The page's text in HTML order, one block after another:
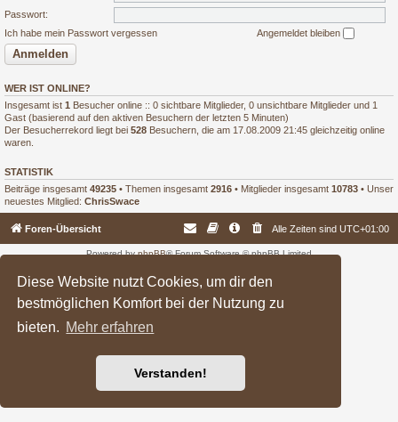
Diese Website nutzt Cookies, um dir den
bestmöglichen Komfort bei der Nutzung zu
bieten. Mehr erfahren
Verstanden!
Passwort:
Ich habe mein Passwort vergessen
Angemeldet bleiben
WER IST ONLINE?
Insgesamt ist 1
Besucher online :: 0 sichtbare Mitglieder, 0 unsichtbare Mitglieder und 1
Gast (basierend auf den aktiven Besuchern der letzten 5 Minuten)
Der Besucherrekord liegt bei 528 Besuchern, die am 17.08.2009 21:45 gleichzeitig online
waren.
STATISTIK
Beiträge insgesamt 49235 • Themen insgesamt 2916 • Mitglieder insgesamt 10783 • Unser
neuestes Mitglied: ChrisSwace
Foren-Übersicht Alle Zeiten sind UTC+01:00
Powered byphpBB® Forum Software © phpBB Limited